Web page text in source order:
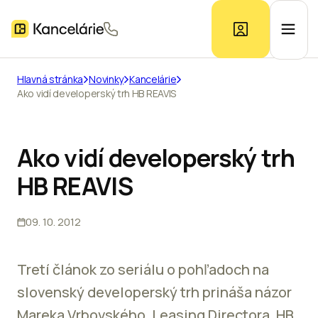
Prieskum trhu
Hlavná stránka Novinky Kancelárie
Ako vidí developerský trh HB REAVIS
Ako vidí developerský trh
HB REAVIS
09. 10. 2012
Tretí článok zo seriálu o pohľadoch na
slovenský developerský trh prináša názor